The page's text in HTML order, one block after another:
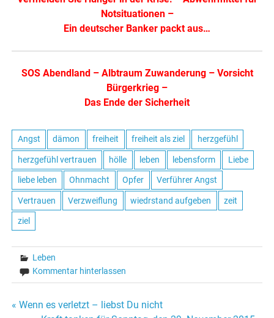
Notsituationen–
Ein deutscher Banker packt aus…
SOS Abendland – Albtraum Zuwanderung– Vorsicht
Bürgerkrieg –
Das Ende der Sicherheit
Angst dämon freiheit freiheit als ziel herzgefühl
herzgefühl vertrauen hölle leben lebensform Liebe
liebe leben Ohnmacht Opfer Verführer Angst
Vertrauen Verzweiflung wiedrstand aufgeben zeit
ziel
Leben
Kommentar hinterlassen
« Wenn es verletzt – liebst Du nicht